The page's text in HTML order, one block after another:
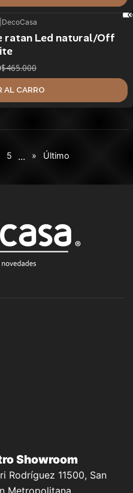
DecoCasa
ratan Led natural/Off
$465.000
AL CARRO
5 ... » Último
Showroom
Rodríguez 11500, San